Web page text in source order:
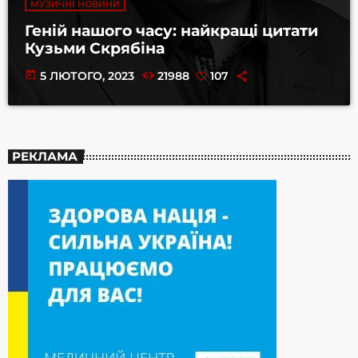
МУЗИЧНІ НОВИНИ
Геній нашого часу: найкращі цитати
Кузьми Скрябіна
today 5 ЛЮТОГО, 2023 21988 107
РЕКЛАМА